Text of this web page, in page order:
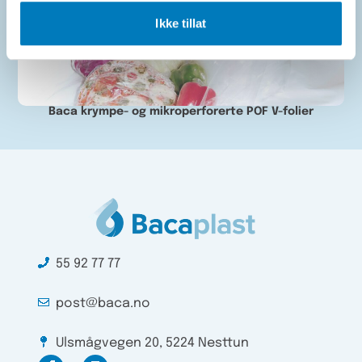
Ikke tillat
Baca krympe- og mikroperforerte POF V-folier
55 92 77 77
post@baca.no
Ulsmågvegen 20, 5224 Nesttun